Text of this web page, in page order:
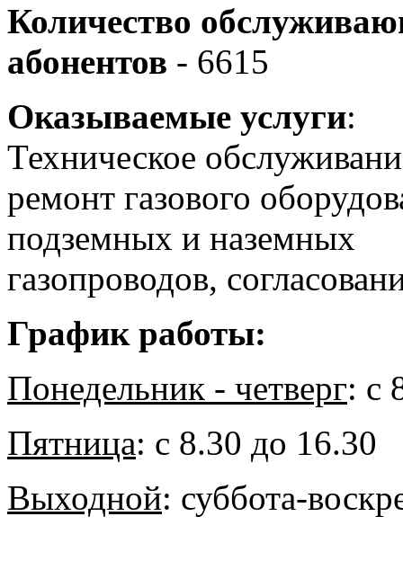
Количество
абонентов - 6615
Оказываемые услуги:
Техническое
ремонт газового
подземных и наземных
газопроводов,
График работы:
Понедельник - четверг: с
Пятница: с 8.30 до 16.30
Выходной: суббота-